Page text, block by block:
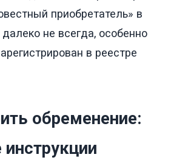
приобретатель» в
не всегда, особенно
в реестре
обременение: